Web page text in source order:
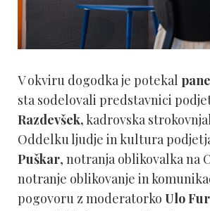
V okviru dogodka je potekal
sta sodelovali predstavnici
Razdevšek,kadrovska
Oddelku ljudje in kultura
Puškar, notranja oblikovalka na
notranje oblikovanje in
pogovoru z moderatorko Ulo